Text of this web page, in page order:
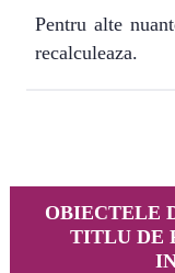
Pentru alte
recalculeaza.
OBIECTELE
TITLU DE